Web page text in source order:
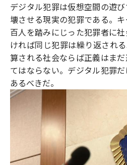
デジタル犯罪は仮想空間の遊
壊させる現実の犯罪である。
百人を踏みにじった犯罪者に
ければ同じ犯罪は繰り返され
算される社会ならば正義はま
てはならない。デジタル犯罪
あるべきだ。